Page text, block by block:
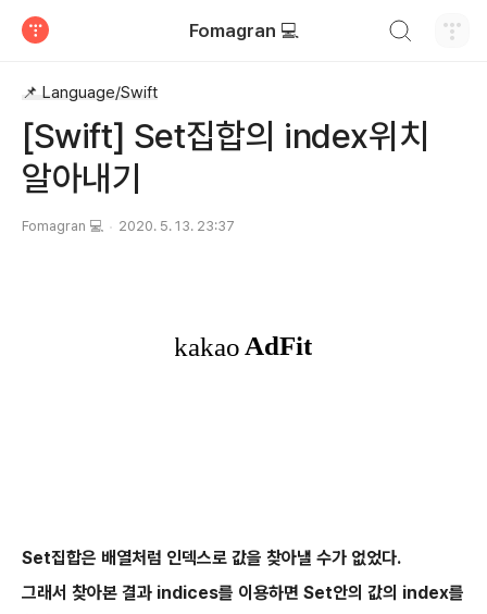
Fomagran 💻
📌 Language/Swift
[Swift] Set집합의 index위치
알아내기
Fomagran 💻 2020. 5. 13. 23:37
Set집합은 배열처럼 인덱스로 값을 찾아낼 수가 없었다.
그래서 찾아본 결과 indices를 이용하면 Set안의 값의 index를